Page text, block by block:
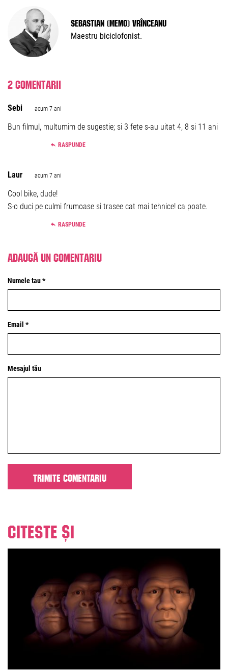
Sebastian (Memo) Vrînceanu
Maestru biciclofonist.
2 comentarii
Sebi acum 7 ani
Bun filmul, multumim de sugestie; si 3 fete s-au uitat 4, 8 si 11 ani
RASPUNDE
Laur acum 7 ani
Cool bike, dude!
S-o duci pe culmi frumoase si trasee cat mai tehnice! ca poate.
RASPUNDE
Adaugă un comentariu
Numele tau *
Email *
Mesajul tău
Citeste și